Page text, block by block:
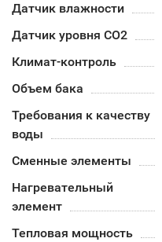
Датчик влажности
Датчик уровня СО2
Климат-контроль
Объем бака
Требования к качеству
воды
Сменные элементы
Нагревательный
элемент
Тепловая мощность